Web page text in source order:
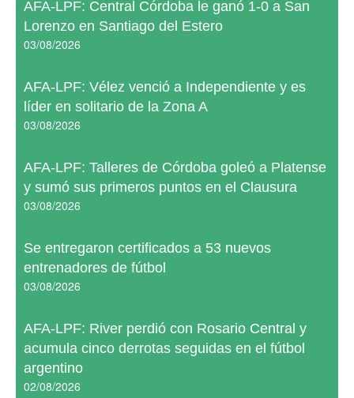
AFA-LPF: Central Córdoba le ganó 1-0 a San
Lorenzo en Santiago del Estero
03/08/2026
AFA-LPF: Vélez venció a Independiente y es
líder en solitario de la Zona A
03/08/2026
AFA-LPF: Talleres de Córdoba goleó a Platense
y sumó sus primeros puntos en el Clausura
03/08/2026
Se entregaron certificados a 53 nuevos
entrenadores de fútbol
03/08/2026
AFA-LPF: River perdió con Rosario Central y
acumula cinco derrotas seguidas en el fútbol
argentino
02/08/2026